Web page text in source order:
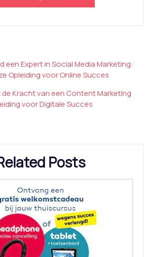
een Expert in Social Media Marketing:
Opleiding voor Online Succes
de Kracht van een Content Marketing
voor Digitale Succes
Posts